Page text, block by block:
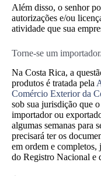
Além disso, o senhor
autorizações e/ou
atividade que sua
Torne-se um
Na Costa Rica, a
produtos é tratada pela
Comércio Exterior da
sob sua jurisdição que
importador ou
algumas semanas para
precisará ter os
em ordem e completos,
do Registro Nacional e